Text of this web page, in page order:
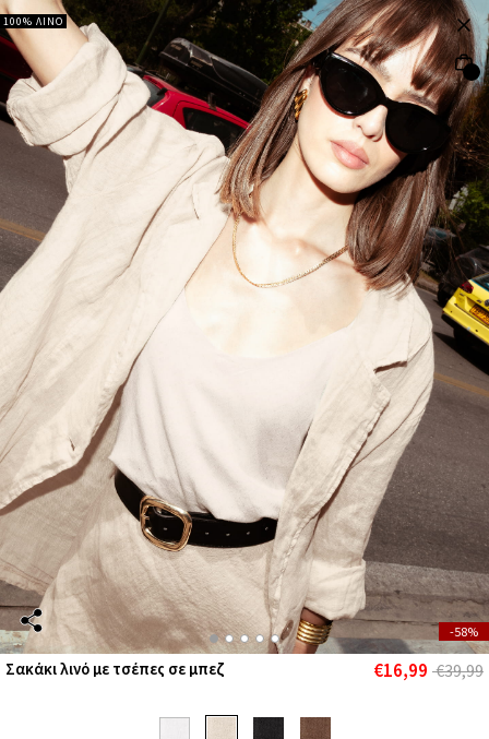
100% ΛΙΝΟ
-58%
Σακάκι λινό με τσέπες σε μπεζ €16,99 €39,99